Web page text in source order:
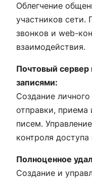
Облегчение
участников сети.
звонков и web-
взаимодействия.
Почтовый сервер
записями:
Создание
отправки, приема
писем.
контроля доступа
Полноценное
Создание и